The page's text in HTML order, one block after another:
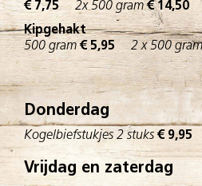
€ 7,75
2x 500 gram € 14,50
Kipgehakt
500 gram € 5,952 x 500 gram
Donderdag
Kogelbiefstukjes 2 stuks€ 9,95
Vrijdag en zaterdag